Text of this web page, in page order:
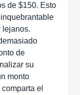
de $150. Esto
lejanos.
de
su
monto
el